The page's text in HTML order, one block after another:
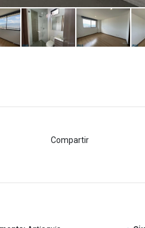
Compartir